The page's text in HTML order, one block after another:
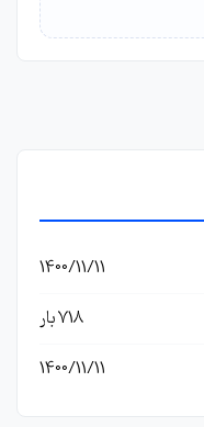
1400/11/11
718 بار
1400/11/11